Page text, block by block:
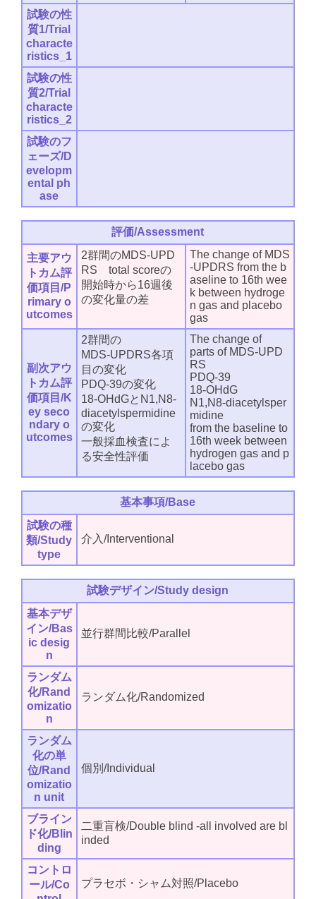
試験の性
質1/Trial
characte
ristics_1
試験の性
質2/Trial
characte
ristics_2
試験のフ
ェーズ/D
evelopm
ental ph
ase
評価/Assessment
主要アウ
トカム評
価項目/P
rimary o
utcomes
2群間のMDS-UPD
RS total scoreの
開始時から16週後
の変化量の差
The change of MDS
-UPDRS from the b
aseline to 16th wee
k between hydroge
n gas and placebo
gas
副次アウ
トカム評
価項目/K
ey seco
ndary o
utcomes
2群間の
MDS-UPDRS各項
目の変化
PDQ-39の変化
18-OHdGとN1,N8-
diacetylspermidine
の変化
一般採血検査によ
る安全性評価
The change of
parts of MDS-UPD
RS
PDQ-39
18-OHdG
N1,N8-diacetylsper
midine
from the baseline to
16th week between
hydrogen gas and p
lacebo gas
基本事項/Base
試験の種
類/Study
type
介入/Interventional
試験デザイン/Study design
基本デザ
イン/Bas
ic desig
n
並行群間比較/Parallel
ランダム
化/Rand
omizatio
n
ランダム化/Randomized
ランダム
化の単
位/Rand
omizatio
n unit
個別/Individual
ブライン
ド化/Blin
ding
二重盲検/Double blind -all involved are bl
inded
コントロ
ール/Co
プラセボ・シャム対照/Placebo